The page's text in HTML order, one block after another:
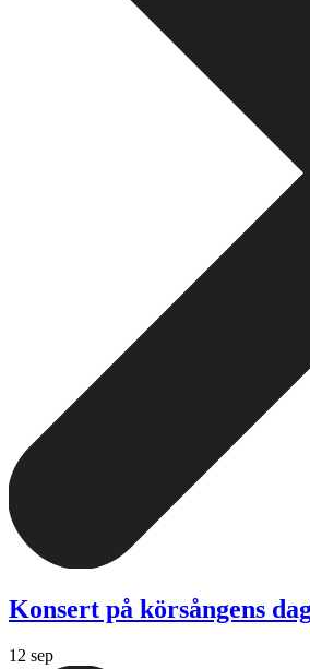
Konsert på körsångens
12 sep